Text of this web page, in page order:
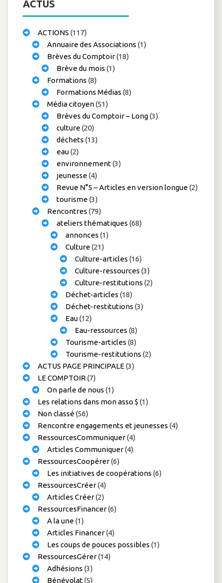
ACTUS
ACTIONS (117)
Annuaire des Associations (1)
Brèves du Comptoir(18)
Brève du mois (1)
Formations (8)
Formations Médias (8)
Média citoyen(51)
Brèves du Comptoir – Long(3)
culture(20)
déchets (13)
eau(2)
environnement(3)
jeunesse(4)
Revue N°5 – Articles en version longue(2)
tourisme(3)
Rencontres (79)
ateliers thématiques (68)
annonces (1)
Culture(21)
Culture-articles (16)
Culture-ressources (3)
Culture-restitutions (2)
Déchet-articles (18)
Déchet-restitutions (3)
Eau(12)
Eau-ressources (8)
Tourisme-articles (8)
Tourisme-restitutions (2)
ACTUS PAGE PRINCIPALE(3)
LE COMPTOIR (7)
On parle de nous (1)
Les relations dans mon asso $ (1)
Non classé(56)
Rencontre engagements et jeunesses (4)
RessourcesCommuniquer(4)
Articles Communiquer(4)
RessourcesCoopérer(6)
Les initiatives de coopérations (6)
RessourcesCréer(4)
Articles Créer(2)
RessourcesFinancer(6)
A la une(1)
Articles Financer(4)
Les coups de pouces possibles (1)
RessourcesGérer(14)
Adhésions (3)
Bénévolat(5)